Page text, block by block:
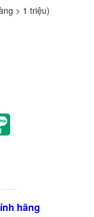
> 1 triệu)
hãng